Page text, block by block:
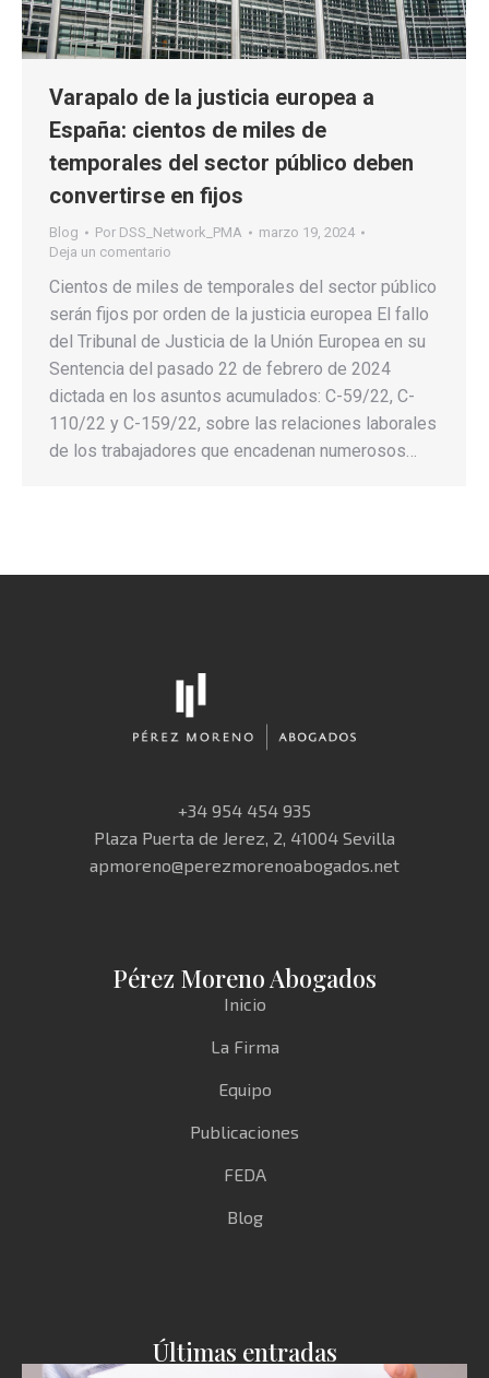
Varapalo de la justicia europea a
España: cientos de miles de
temporales del sector público deben
convertirse en fijos
Blog Por DSS_Network_PMA
marzo 19, 2024
Deja un comentario
Cientos de miles de temporales del sector público
serán fijos por orden de la justicia europea El fallo
del Tribunal de Justicia de la Unión Europea en su
Sentencia del pasado 22 de febrero de 2024
dictada en los asuntos acumulados: C-59/22, C-
110/22 y C-159/22, sobre las relaciones laborales
de los trabajadores que encadenan numerosos…
+34 954 454 935
Plaza Puerta de Jerez, 2, 41004 Sevilla
apmoreno@perezmorenoabogados.net
Pérez Moreno Abogados
Inicio
La Firma
Equipo
Publicaciones
FEDA
Blog
Últimas entradas